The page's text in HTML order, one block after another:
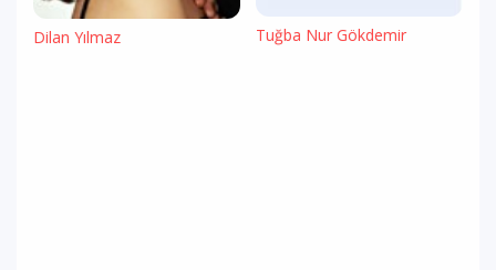
Dilan Yılmaz Tuğba Nur Gökdemir